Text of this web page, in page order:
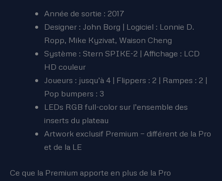
Année de sortie : 2017
Designer : John Borg | Logiciel : Lonnie D.
Ropp, Mike Kyzivat, Waison Cheng
Système : Stern SPIKE-2 | Affichage : LCD
HD couleur
Joueurs : jusqu’à 4 | Flippers : 2 | Rampes : 2 |
Pop bumpers : 3
LEDs RGB full-color sur l’ensemble des
inserts du plateau
Artwork exclusif Premium — différent de la Pro
et de la LE
Ce que la Premium apporte en plus de la Pro